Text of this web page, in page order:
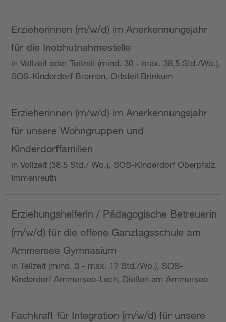
Erzieherinnen (m/w/d) im Anerkennungsjahr
für die Inobhutnahmestelle
in Vollzeit oder Teilzeit (mind. 30 - max. 38,5 Std./Wo.),
SOS-Kinderdorf Bremen, Ortsteil Brinkum
Erzieherinnen (m/w/d) im Anerkennungsjahr
für unsere Wohngruppen und
Kinderdorffamilien
in Vollzeit (38,5 Std./ Wo.), SOS-Kinderdorf Oberpfalz,
Immenreuth
Erziehungshelferin / Pädagogische Betreuerin
(m/w/d) für die offene Ganztagsschule am
Ammersee Gymnasium
in Teilzeit (mind. 3 - max. 12 Std./Wo.), SOS-
Kinderdorf Ammersee-Lech, Dießen am Ammersee
Fachkraft für Integration (m/w/d) für unsere